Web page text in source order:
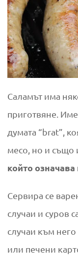
Саламът има
приготвяне.
думата “brat”,
месо, но и също
който
Сервира се
случаи и суров
случаи към
или печени